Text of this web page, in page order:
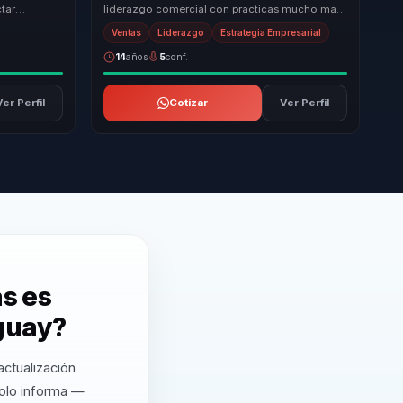
Perfil
liderazgo comercial con practicas mucho mas
utiles para equipos que necesitan vender con
m...Ventas Liderazgo Estrategia Empresarial
14años 5conf.
Cotizar Ver Perfil
es
informa —